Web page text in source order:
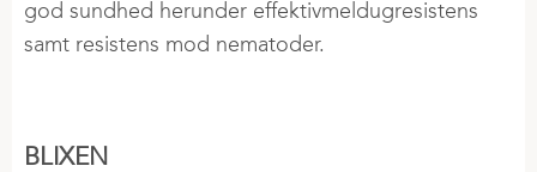
god sundhed herunder effektivmeldugresistens
samt resistens mod nematoder.
BLIXEN